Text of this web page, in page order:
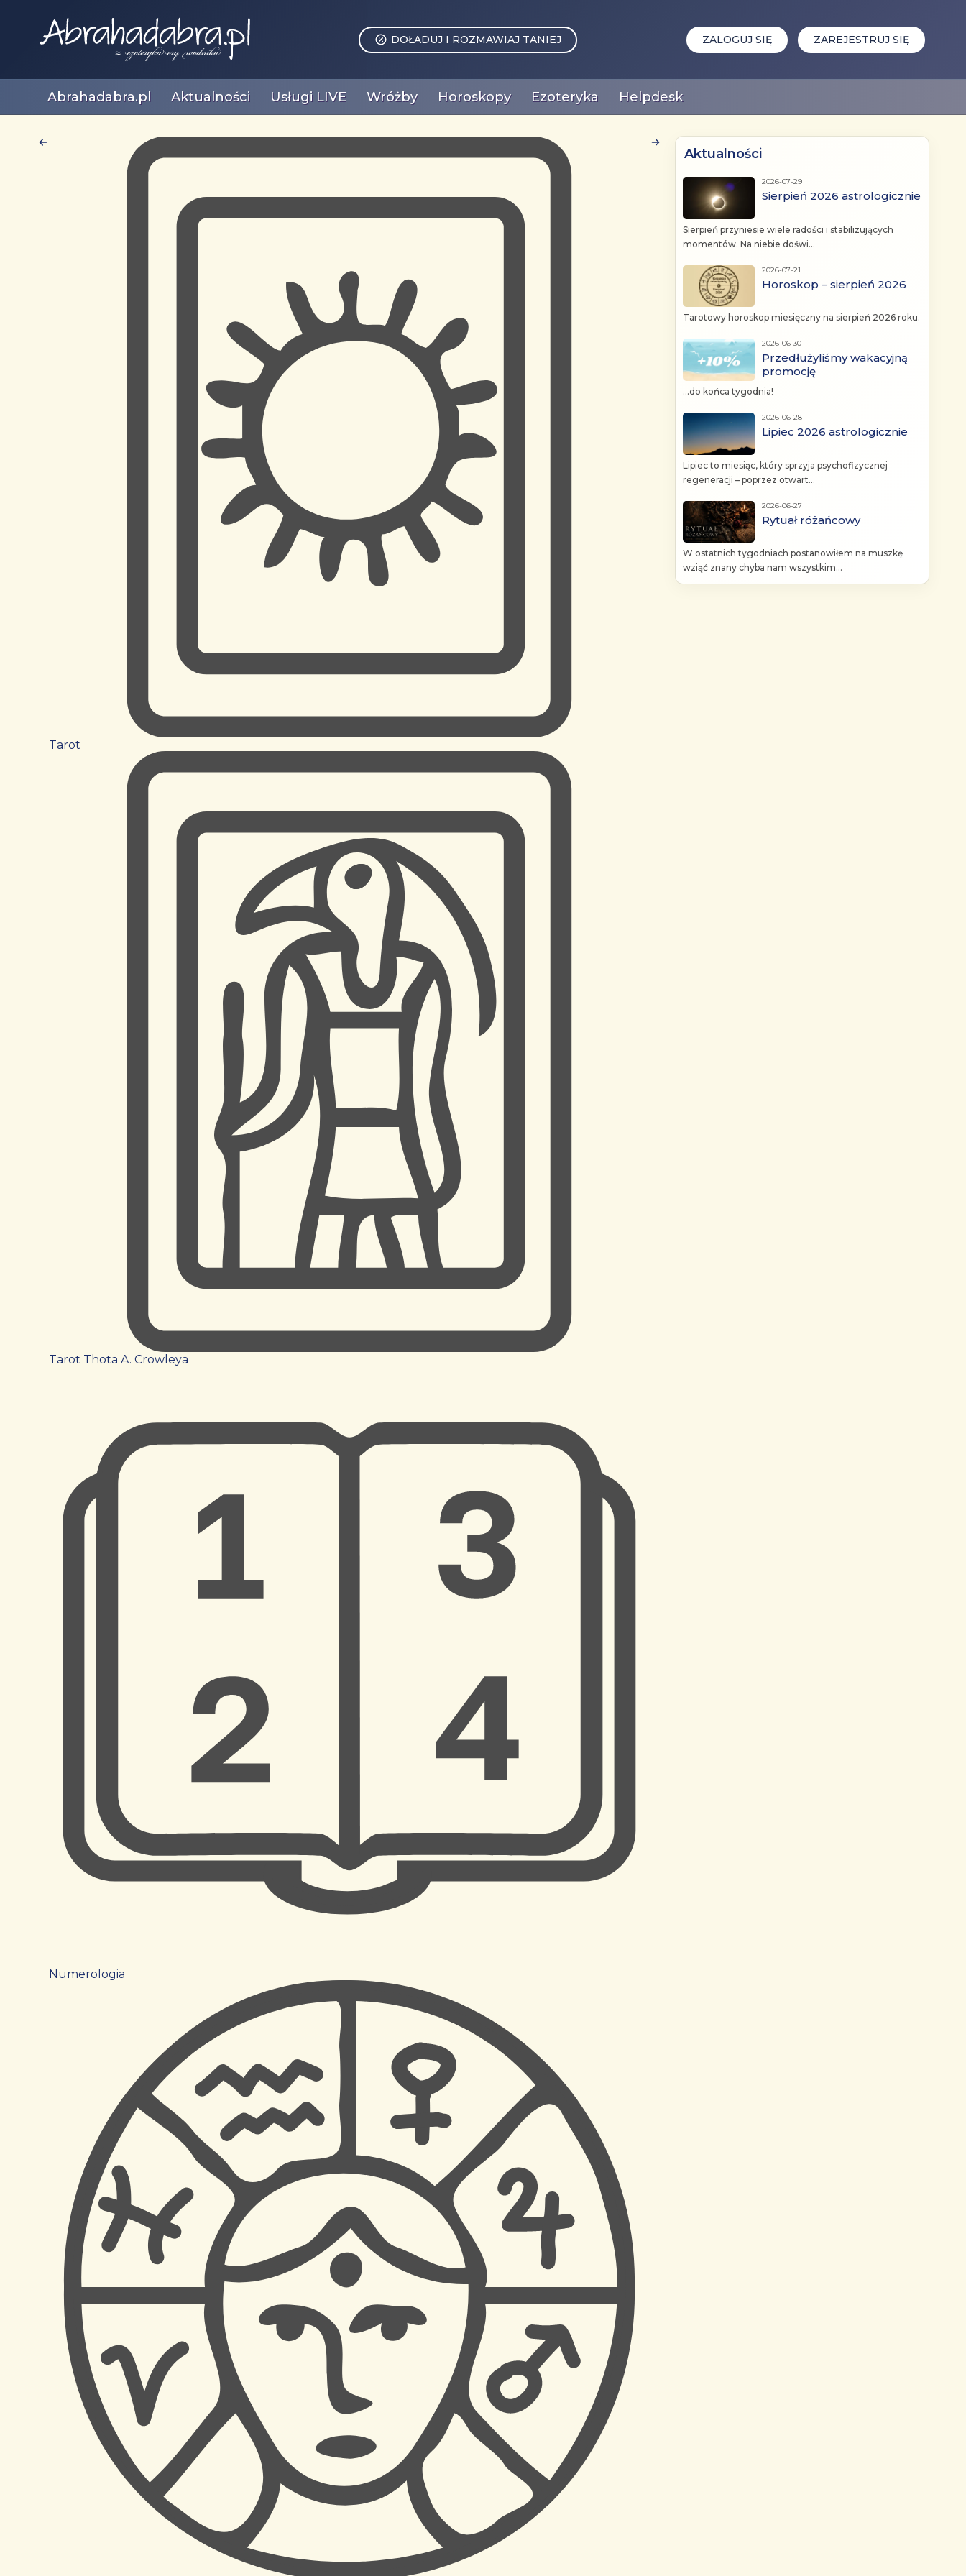
DOŁADUJ I ROZMAWIAJ TANIEJ ZALOGUJ SIĘ ZAREJESTRUJ SIĘ
Abrahadabra.pl Aktualności Usługi LIVE Wróżby Horoskopy Ezoteryka Helpdesk
Tarot
Tarot Thota A. Crowleya
Numerologia
Aktualności
2026-07-29
Sierpień 2026 astrologicznie
Sierpień przyniesie wiele radości i stabilizujących
momentów. Na niebie doświ...
2026-07-21
Horoskop – sierpień 2026
Tarotowy horoskop miesięczny na sierpień 2026 roku.
2026-06-30
Przedłużyliśmy wakacyjną
promocję
...do końca tygodnia!
2026-06-28
Lipiec 2026 astrologicznie
Lipiec to miesiąc, który sprzyja psychofizycznej
regeneracji – poprzez otwart...
2026-06-27
Rytuał różańcowy
W ostatnich tygodniach postanowiłem na muszkę
wziąć znany chyba nam wszystkim...